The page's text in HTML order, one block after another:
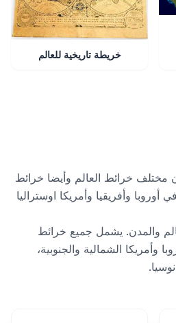
خريطة تاريخية للعالم
خرائط العالم وأيضا خرائط
وأفريقيا وأمريكا اوستراليا
والمدن. يشمل جميع خرائط
وأمريكا الشمالية والجنوبية،